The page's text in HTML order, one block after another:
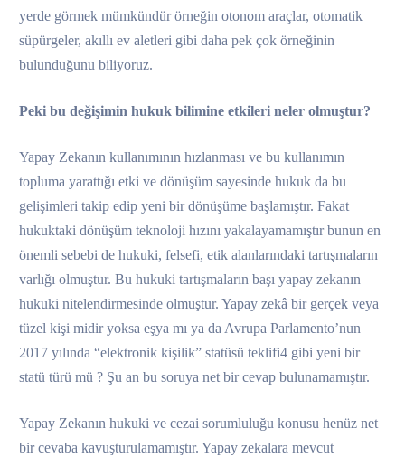
yerde görmek mümkündür örneğin otonom araçlar, otomatik
süpürgeler, akıllı ev aletleri gibi daha pek çok örneğinin
bulunduğunu biliyoruz.
Peki bu değişimin hukuk bilimine etkileri neler olmuştur?
Yapay Zekanın kullanımının hızlanması ve bu kullanımın
topluma yarattığı etki ve dönüşüm sayesinde hukuk da bu
gelişimleri takip edip yeni bir dönüşüme başlamıştır. Fakat
hukuktaki dönüşüm teknoloji hızını yakalayamamıştır bunun en
önemli sebebi de hukuki, felsefi, etik alanlarındaki tartışmaların
varlığı olmuştur. Bu hukuki tartışmaların başı yapay zekanın
hukuki nitelendirmesinde olmuştur. Yapay zekâ bir gerçek veya
tüzel kişi midir yoksa eşya mı ya da Avrupa Parlamento’nun
2017 yılında “elektronik kişilik” statüsü teklifi4 gibi yeni bir
statü türü mü ? Şu an bu soruya net bir cevap bulunamamıştır.
Yapay Zekanın hukuki ve cezai sorumluluğu konusu henüz net
bir cevaba kavuşturulamamıştır. Yapay zekalara mevcut